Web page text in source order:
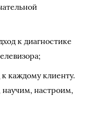
к диагностике
каждому клиенту.
настроим,